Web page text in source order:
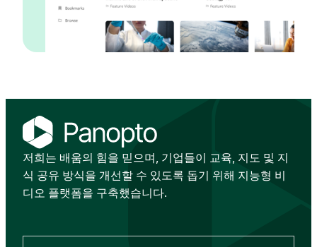
저희는 배움의 힘을 믿으며, 기업들이 교육, 지도 및 지
식 공유 방식을 개선할 수 있도록 돕기 위해 지능형 비
디오 플랫폼을 구축했습니다.